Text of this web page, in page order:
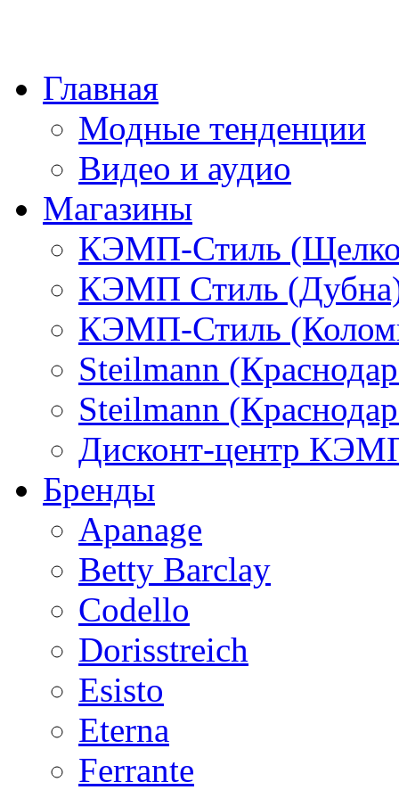
Главная
Модные тенденции
Видео и аудио
Магазины
КЭМП-Стиль
КЭМП Стиль
КЭМП-Стиль
Steilmann
Steilmann
Дисконт-центр
Бренды
Apanage
Betty Barclay
Codello
Dorisstreich
Esisto
Eterna
Ferrante